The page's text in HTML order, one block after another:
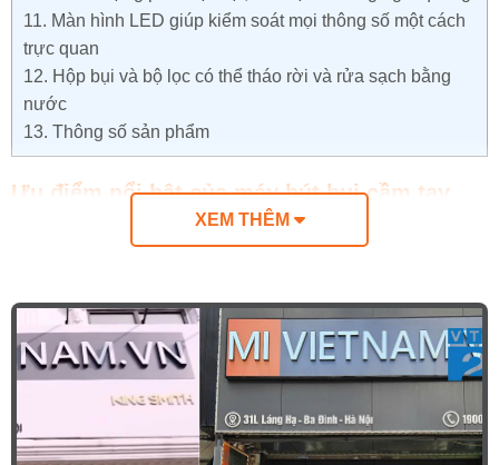
11. Màn hình LED giúp kiểm soát mọi thông số một cách
trực quan
12. Hộp bụi và bộ lọc có thể tháo rời và rửa sạch bằng
nước
13. Thông số sản phẩm
Ưu điểm nổi bật của máy hút bụi cầm tay
Roborock H60 Ultra
không bỏ sót
Đầu hút linh hoạt, dễ dàng tiếp cận các vị trí
thấp
Chổi hút chống rối tóc hiện đại, bảo trì dễ dàng
Làm sạch hiệu quả trên cả sàn cứng và thảm
Đèn chiếu xanh góc rộng 140° giúp phát hiện
XEM THÊM